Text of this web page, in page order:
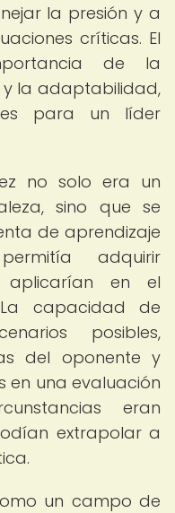
la presión y a
críticas. El
de la
y la adaptabilidad,
para un líder
no solo era un
sino que se
de aprendizaje
adquirir
aplicarían en el
capacidad de
posibles,
del oponente y
en una evaluación
eran
extrapolar a
un campo de